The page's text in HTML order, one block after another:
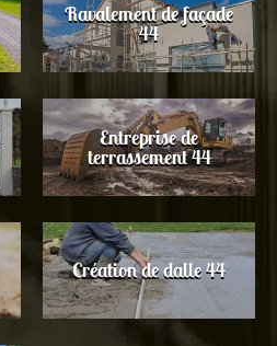
Ravalement de façade
44
Entreprise de
terrassement 44
Création de dalle 44